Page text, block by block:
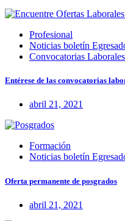
Profesional
Noticias boletín
Convocatorias
Entérese de las convocatorias
abril 21, 2021
Formación
Noticias boletín
Oferta permanente de posgrados
abril 21, 2021